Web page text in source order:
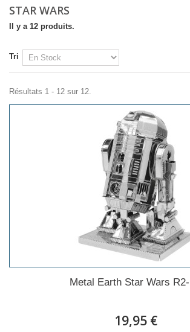
STAR WARS
Il y a 12 produits.
Tri
Résultats 1 - 12 sur 12.
Metal Earth Star Wars
19,95 €